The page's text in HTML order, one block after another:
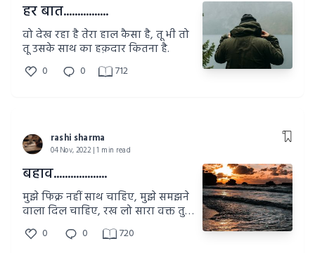
हर बात................
वो देख रहा है तेरा हाल कैसा है, तू भी तो
तू उसके साथ का हक़दार कितना है.
0 0 712
rashi sharma
04 Nov, 2022 | 1 min read
बहाव...................
मुझे फिक्र नहीं साथ चाहिए, मुझे समझने
वाला दिल चाहिए, रख लो सारा वक्त तुम
खुद के लिए, मुझे तुम्हारे वक्त में से अपना
हिस्सा चाहिए.
0 0 720